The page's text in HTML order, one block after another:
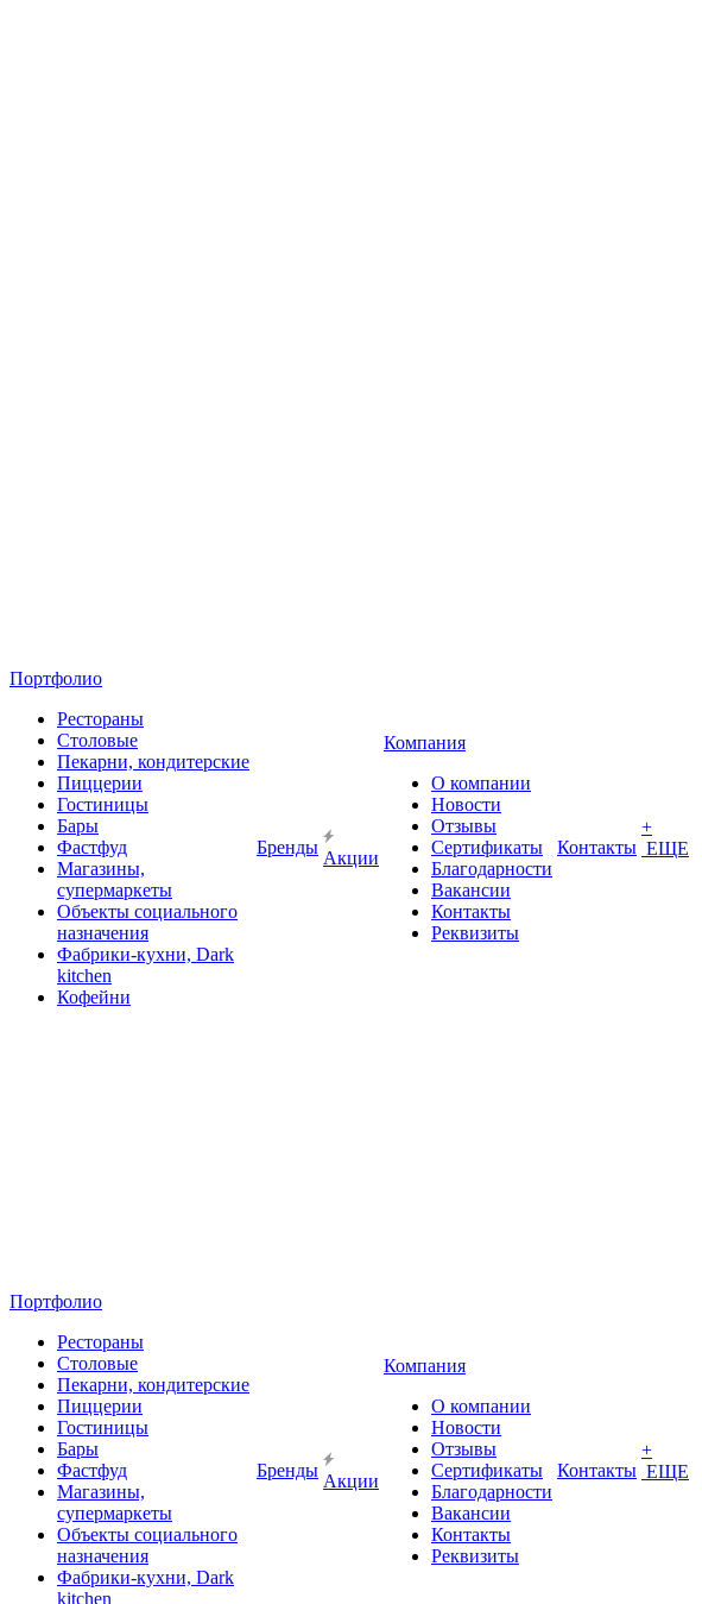
Портфолио
Рестораны
Столовые
Пекарни, кондитерские
Пиццерии
Гостиницы
Бары
Фастфуд
Магазины,
супермаркеты
Объекты социального
назначения
Фабрики-кухни, Dark
kitchen
Кофейни
Бренды
Акции
Компания
О компании
Новости
Отзывы
Сертификаты
Благодарности
Вакансии
Контакты
Реквизиты
Контакты
+
ЕЩЕ
Портфолио
Рестораны
Столовые
Пекарни, кондитерские
Пиццерии
Гостиницы
Бары
Фастфуд
Магазины,
супермаркеты
Объекты социального
назначения
Фабрики-кухни, Dark
kitchen
Бренды
Акции
Компания
О компании
Новости
Отзывы
Сертификаты
Благодарности
Вакансии
Контакты
Реквизиты
Контакты
+
ЕЩЕ